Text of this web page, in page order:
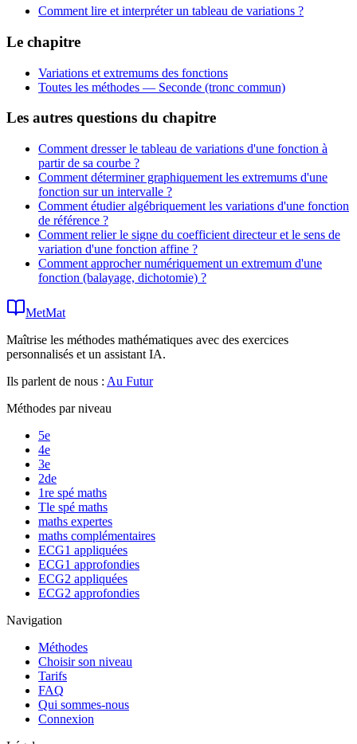
Comment lire et interpréter un tableau de variations ?
Le chapitre
Variations et extremums des fonctions
Toutes les méthodes — Seconde (tronc commun)
Les autres questions du chapitre
Comment dresser le tableau de variations d'une fonction à
partir de sa courbe ?
Comment déterminer graphiquement les extremums d'une
fonction sur un intervalle ?
Comment étudier algébriquement les variations d'une fonction
de référence ?
Comment relier le signe du coefficient directeur et le sens de
variation d'une fonction affine ?
Comment approcher numériquement un extremum d'une
fonction (balayage, dichotomie) ?
MetMat
Maîtrise les méthodes mathématiques avec des exercices
personnalisés et un assistant IA.
Ils parlent de nous : Au Futur
Méthodes par niveau
5e
4e
3e
2de
1re spé maths
Tle spé maths
maths expertes
maths complémentaires
ECG1 appliquées
ECG1 approfondies
ECG2 appliquées
ECG2 approfondies
Navigation
Méthodes
Choisir son niveau
Tarifs
FAQ
Qui sommes-nous
Connexion